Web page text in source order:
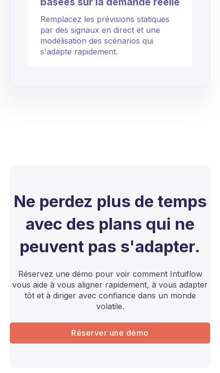
Remplacez les prévisions statiques
par des signaux en direct et une
modélisation des scénarios qui
s'adapte rapidement.
Ne perdez plus de temps
avec des plans qui ne
peuvent pas s'adapter.
Réservez une démo pour voir comment Intuiflow
vous aide à vous aligner rapidement, à vous adapter
tôt et à diriger avec confiance dans un monde
volatile.
Réserver une démo